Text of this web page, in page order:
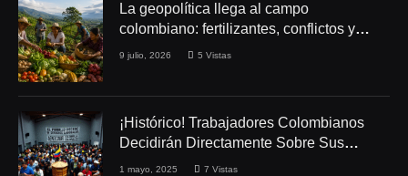
La geopolítica llega al campo
colombiano: fertilizantes, conflictos y
seguridad alimentaria
9 julio, 2026 5 Vistas
¡Histórico! Trabajadores Colombianos
Decidirán Directamente Sobre Sus
Derechos Laborales
1 mayo, 2025 7 Vistas